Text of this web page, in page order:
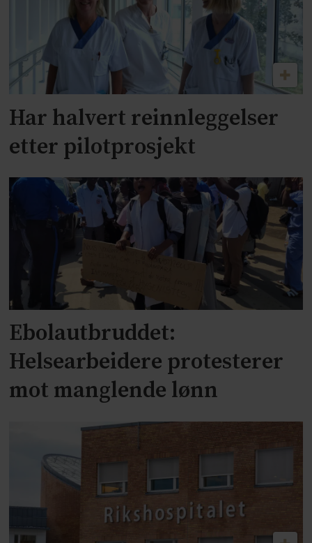
Har halvert reinnleggelser
etter pilotprosjekt
Ebolautbruddet:
Helsearbeidere protesterer
mot manglende lønn